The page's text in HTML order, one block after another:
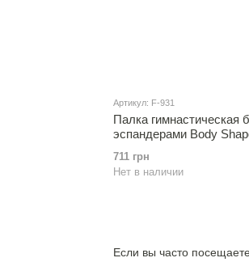
Если вы часто
Артикул: F-931
Палка гимнастическая
эспандерами Body
711 грн
Нет в наличии